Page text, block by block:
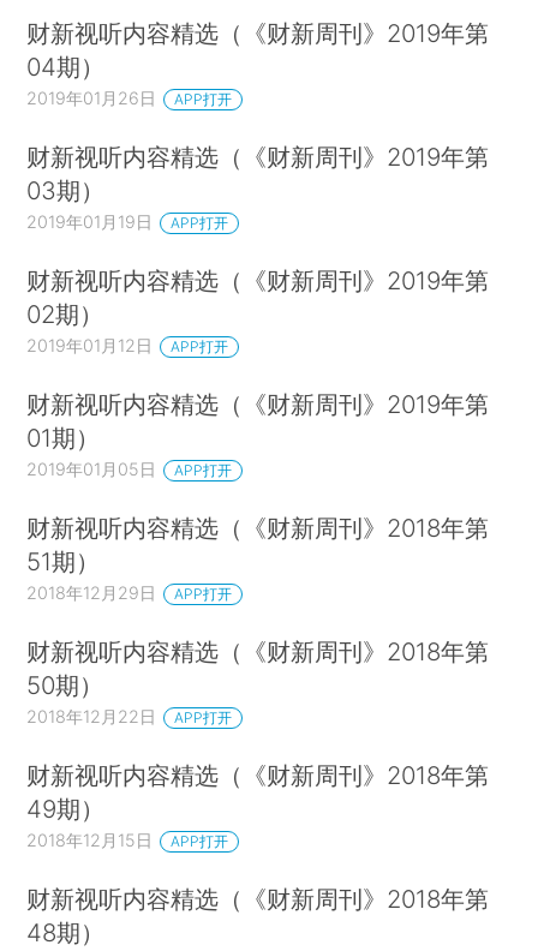
财新视听内容精选（《财新周刊》2019年第
04期）
2019年01月26日 APP打开
财新视听内容精选（《财新周刊》2019年第
03期）
2019年01月19日 APP打开
财新视听内容精选（《财新周刊》2019年第
02期）
2019年01月12日 APP打开
财新视听内容精选（《财新周刊》2019年第
01期）
2019年01月05日 APP打开
财新视听内容精选（《财新周刊》2018年第
51期）
2018年12月29日 APP打开
财新视听内容精选（《财新周刊》2018年第
50期）
2018年12月22日 APP打开
财新视听内容精选（《财新周刊》2018年第
49期）
2018年12月15日 APP打开
财新视听内容精选（《财新周刊》2018年第
48期）